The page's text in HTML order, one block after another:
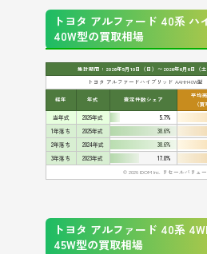
トヨタ アルファード 40系 ハ
40W型の買取相場
集計期間：2026年5月10日（日）〜2026年6月6日（土
トヨタ アルファードハイブリッド AAHH40W型
経年 年式 査定件数シェア
平均
（
当年式 2026年式 5.7%
1年落ち
2025年式 38.6%
2年落ち
2024年式 38.6%
3年落ち
2023年式 17.0%
© 2026 IDOM Inc. リセールバリュ
トヨタ アルファード 40系
45W型の買取相場